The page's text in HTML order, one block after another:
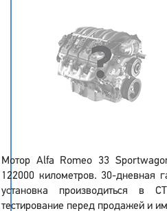
Мотор Alfa Romeo 33
122000 километров. 30-дневная
установка производиться в
тестирование перед продажей и